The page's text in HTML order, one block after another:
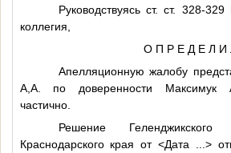
Руководствуясь ст. ст. 328-
коллегия,
О П Р Е Д Е Л И
Апелляционную жалобу
А,А.
по доверенности Максимук
частично.
Решение Геленджикского
Краснодарского края от<Дата ...>